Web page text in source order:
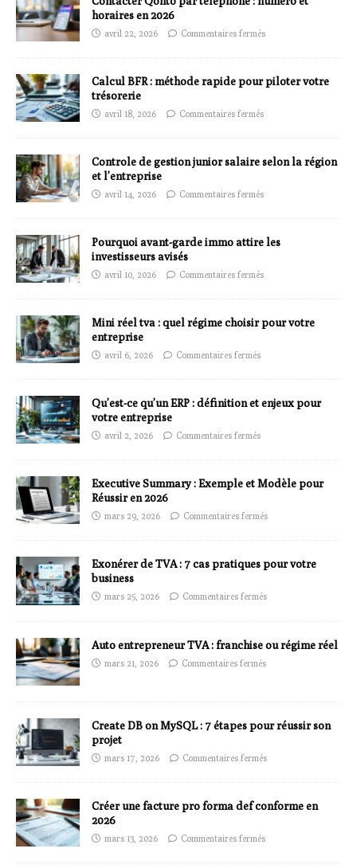
horaires en 2026
avril 22, 2026 Commentaires fermés
Calcul BFR : méthode rapide pour piloter votre
trésorerie
avril 18, 2026 Commentaires fermés
Controle de gestion junior salaire selon la région
et l’entreprise
avril 14, 2026 Commentaires fermés
Pourquoi avant-garde immo attire les
investisseurs avisés
avril 10, 2026 Commentaires fermés
Mini réel tva : quel régime choisir pour votre
entreprise
avril 6, 2026 Commentaires fermés
Qu’est-ce qu’un ERP : définition et enjeux pour
votre entreprise
avril 2, 2026 Commentaires fermés
Executive Summary : Exemple et Modèle pour
Réussir en 2026
mars 29, 2026 Commentaires fermés
Exonérer de TVA : 7 cas pratiques pour votre
business
mars 25, 2026 Commentaires fermés
Auto entrepreneur TVA : franchise ou régime réel
mars 21, 2026 Commentaires fermés
Create DB on MySQL : 7 étapes pour réussir son
projet
mars 17, 2026 Commentaires fermés
Créer une facture pro forma def conforme en
2026
mars 13, 2026 Commentaires fermés